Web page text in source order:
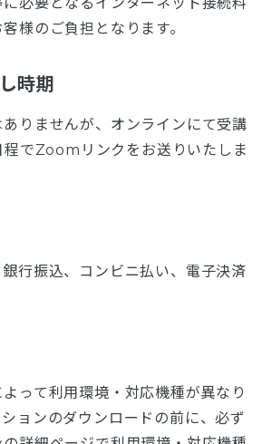
様のご負担となります。
時期
りませんが、オンラインにて受講
程でZoomリンクをお送りいたしま
行振込、コンビニ払い、電子決済
って利用環境・対応機種が異なり
ョンのダウンロードの前に、必ず